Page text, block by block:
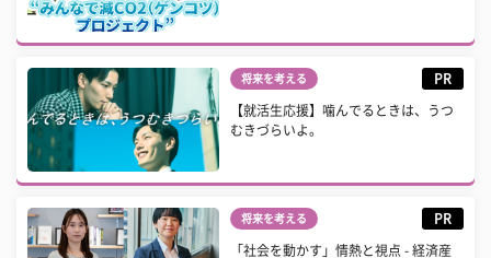
将来を考える PR
【就活生応援】噛んでるときは、うつ
むきづらいよ。
将来を考える PR
「社会を動かす」情熱と視点 - 経済産